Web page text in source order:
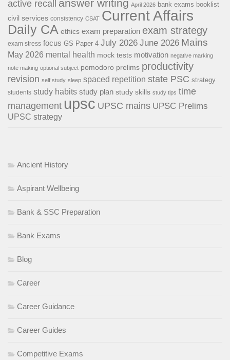
active recall answer writing April 2026 bank exams booklist
civil services consistency CSAT Current Affairs
Daily CA ethics exam preparation exam strategy
exam stress focus GS Paper 4 July 2026 June 2026 Mains
May 2026 mental health mock tests motivation negative marking
note making optional subject pomodoro prelims productivity
revision self study sleep spaced repetition state PSC strategy
students study habits study plan study skills study tips time
management upsc UPSC mains UPSC Prelims
UPSC strategy
Ancient History
Aspirant Wellbeing
Bank & SSC Preparation
Bank Exams
Blog
Career
Career Guidance
Career Guides
Competitive Exams